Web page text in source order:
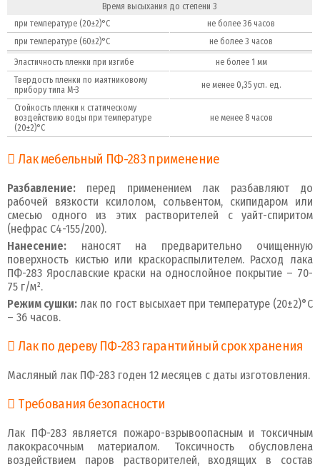
Время высыхания до степени 3
при температуре (20±2)°C
не более 36 часов
при температуре (60±2)°C
не более 3 часов
Эластичность пленки при изгибе
не более 1 мм
Твердость пленки по маятниковому
прибору типа М-3
не менее 0,35 усл. ед.
Стойкость пленки к статическому
воздействию воды при температуре
(20±2)°C
не менее 8 часов
Лак мебельный ПФ-283 применение
Разбавление: перед применением лак разбавляют до
рабочей вязкости ксилолом, сольвентом, скипидаром или
смесью одного из этих растворителей с уайт-спиритом
(нефрас С4-155/200).
Нанесение: наносят на предварительно очищенную
поверхность кистью или краскораспылителем. Расход лака
ПФ-283 Ярославские краски на однослойное покрытие – 70-
75 г/м².
Режим сушки: лак по гост высыхает при температуре (20±2)°C
– 36 часов.
Лак по дереву ПФ-283 гарантийный срок хранения
Масляный лак ПФ-283 годен 12 месяцев с даты изготовления.
Требования безопасности
Лак ПФ-283 является пожаро-взрывоопасным и токсичным
лакокрасочным материалом. Токсичность обусловлена
воздействием паров растворителей, входящих в состав